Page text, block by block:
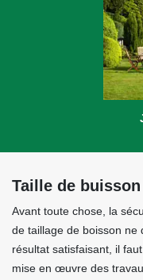
Taille de buisson
Avant toute chose, la
de taillage de boisson ne
résultat satisfaisant, il
mise en œuvre des